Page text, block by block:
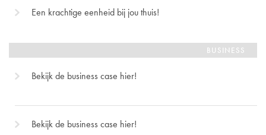
Een krachtige eenheid bij jou thuis!
BUSINESS
Bekijk de business case hier!
Bekijk de business case hier!